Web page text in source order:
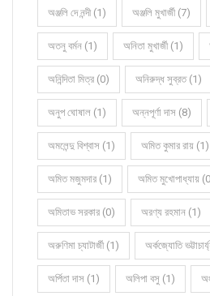
অঞ্জলি দে নন্দী (1) অঞ্জলি মুখার্জী (7)
অতনু বর্মন (1) অনিতা মুখার্জী (1)
অনিন্দিতা মিত্র (0) অনিরুদ্ধ সুব্রত (1)
অনুপ ঘোষাল (1) অন্নপূর্ণা দাস (8)
অমলেন্দু বিশ্বাস (1) অমিত কুমার রায় (1)
অমিত মজুমদার (1) অমিত মুখোপাধ্যায়
অমিতাভ সরকার (0) অরণ্য রহমান (1)
অরুণিমা চ্যাটার্জী (1) অর্কজ্যোতি
অর্পিতা দাস (1) অলিপা বসু (1)